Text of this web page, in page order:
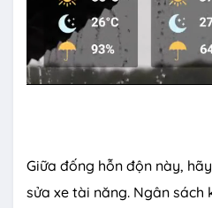
Giữa đống hỗn độn này,
sửa xe tài năng. Ngân sách